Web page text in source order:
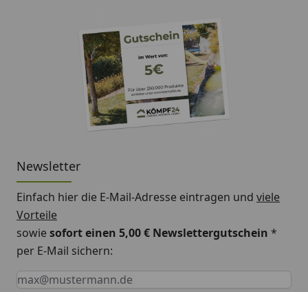
Newsletter
Einfach hier die E-Mail-Adresse eintragen und viele
Vorteile
sowiesofort einen 5,00 € Newslettergutschein *
per E-Mail sichern:
Keine Eingabe erforderlich
Eingabe erforderlich
E-Mail *